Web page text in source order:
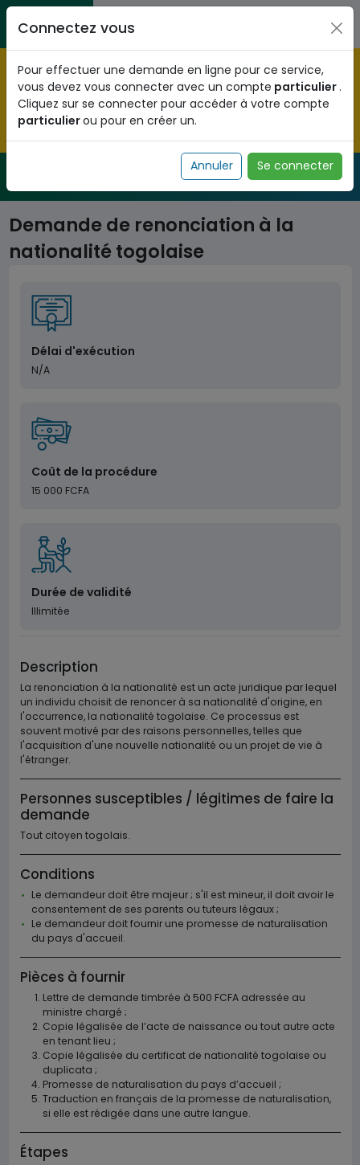
Aller au contenu principal
Citoyens
Pré-enregistrez vous dès maintenant pour le programme
national d'identification biométrique et
obtenez votre Numéro d'Identification Unique (NIU) en
cliquant
Fermer
de l'administration togolaise
Demande de renonciation à la
nationalité togolaise
Délai d'exécution
N/A
Coût de la procédure
15 000 FCFA
Durée de validité
Illimitée
Description
La renonciation à la nationalité est un acte juridique par lequel
un individu choisit de renoncer à sa nationalité d'origine, en
l'occurrence, la nationalité togolaise. Ce processus est
souvent motivé par des raisons personnelles, telles que
l'acquisition d'une nouvelle nationalité ou un projet de vie à
l'étranger.
Personnes susceptibles / légitimes de faire la
demande
Tout citoyen togolais.
Conditions
Le demandeur doit être majeur ; s'il est mineur, il doit avoir le
consentement de ses parents ou tuteurs légaux ;
Le demandeur doit fournir une promesse de naturalisation
du pays d'accueil.
Pièces à fournir
Lettre de demande timbrée à 500 FCFA adressée au
ministre chargé ;
Copie légalisée de l’acte de naissance ou tout autre acte
en tenant lieu ;
Copie légalisée du certificat de nationalité togolaise ou
duplicata ;
Promesse de naturalisation du pays d’accueil ;
Traduction en français de la promesse de naturalisation,
si elle est rédigée dans une autre langue.
Étapes
Connectez vous
Pour effectuer une demande en ligne pour ce service,
vous devez vous connecter avec un compte particulier.
Cliquez sur se connecter pour accéder à votre compte
particulierou pour en créer un.
Annuler Se connecter